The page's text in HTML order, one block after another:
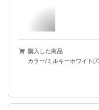
購入した商品
カラー/ミルキーホワイト